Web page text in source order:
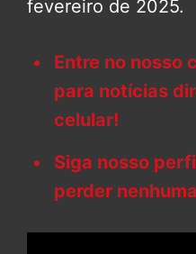
fevereiro de 2025.
Entre no nosso
para notícias
celular!
Siga nosso
perder